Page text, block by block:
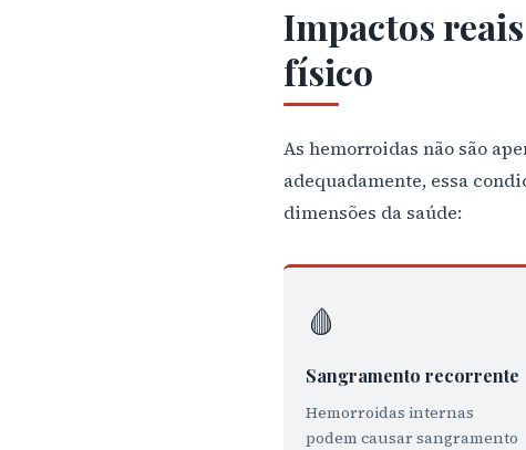
Impactos
físico
As hemorroidas não são
adequadamente, essa
dimensões da saúde:
🩸
Sangramento recorrente
Hemorroidas internas
podem causar sangramento